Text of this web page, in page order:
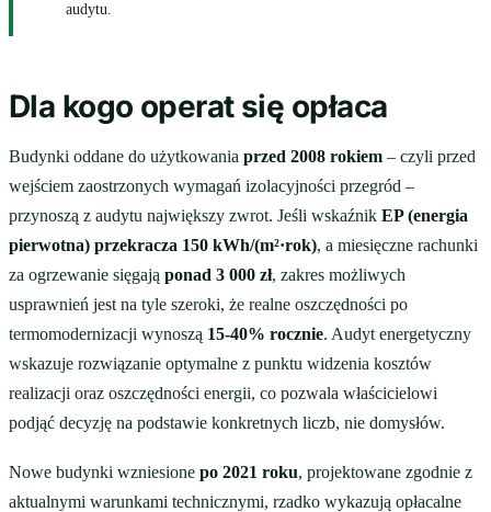
audytu.
Dla kogo operat się opłaca
Budynki oddane do użytkowania przed 2008 rokiem – czyli przed
wejściem zaostrzonych wymagań izolacyjności przegród –
przynoszą z audytu największy zwrot. Jeśli wskaźnik EP (energia
pierwotna) przekracza 150 kWh/(m²·rok), a miesięczne rachunki
za ogrzewanie sięgają ponad 3 000 zł, zakres możliwych
usprawnień jest na tyle szeroki, że realne oszczędności po
termomodernizacji wynoszą 15-40% rocznie. Audyt energetyczny
wskazuje rozwiązanie optymalne z punktu widzenia kosztów
realizacji oraz oszczędności energii, co pozwala właścicielowi
podjąć decyzję na podstawie konkretnych liczb, nie domysłów.
Nowe budynki wzniesione po 2021 roku, projektowane zgodnie z
aktualnymi warunkami technicznymi, rzadko wykazują opłacalne